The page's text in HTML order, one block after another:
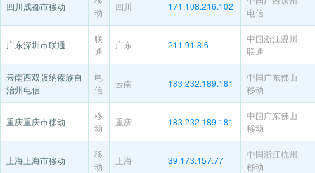
四川成都市移动
动
四川 171.108.216.102
电信
广东深圳市联通
联
通
广东 211.91.8.6
中国浙江温州
联通
云南西双版纳傣族自
治州电信
电
信
云南 183.232.189.181
中国广东佛山
移动
重庆重庆市移动
移
动
重庆 183.232.189.181
中国广东佛山
移动
上海上海市移动
移
动
上海 39.173.157.77
中国浙江杭州
移动